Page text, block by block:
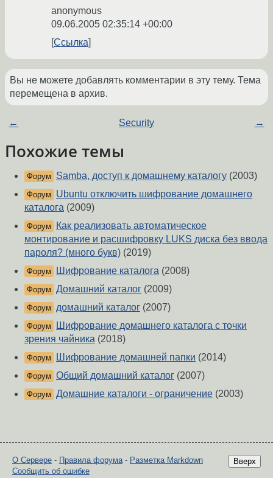
anonymous
09.06.2005 02:35:14 +00:00
Ссылка
Вы не можете добавлять комментарии в эту тему. Тема
перемещена в архив.
← Security →
Похожие темы
Форум Samba, доступ к домашнему каталогу (2003)
Форум
Ubuntu отключить шифрование домашнего
каталога (2009)
Форум
Как реализовать автоматическое
монтирование и расшифровку LUKS диска без ввода
пароля? (много букв) (2019)
Форум Шифрование каталога (2008)
Форум Домашний каталог (2009)
Форум домашний каталог (2007)
Форум
Шифрование домашнего каталога с точки
зрения чайника (2018)
Форум Шифрование домашней папки (2014)
Форум Общий домашний каталог (2007)
Форум Домашние каталоги - ограничение (2003)
Вверх
О Сервере - Правила форума- Разметка Markdown
Сообщить об ошибке